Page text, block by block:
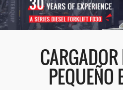
PEQUEÑO